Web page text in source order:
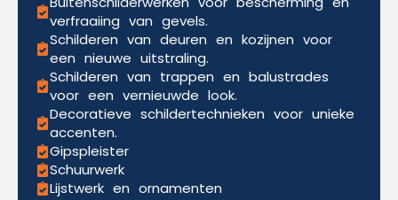
verfraaiing van gevels.
Schilderen van deuren en kozijnen voor
een nieuwe uitstraling.
Schilderen van trappen en balustrades
voor een vernieuwde look.
Decoratieve schildertechnieken voor unieke
accenten.
Gipspleister
Schuurwerk
Lijstwerk en ornamenten